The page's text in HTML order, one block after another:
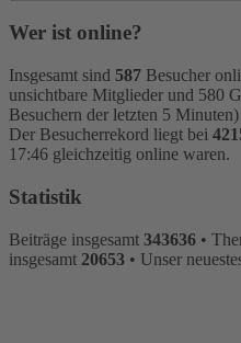
Wer ist online?
Insgesamt sind 587 Besucher
unsichtbare Mitglieder und 580
Besuchern der letzten 5 Minuten)
Der Besucherrekord liegt bei
17:46 gleichzeitig online waren.
Statistik
Beiträge insgesamt 343636 •
insgesamt 20653 • Unser